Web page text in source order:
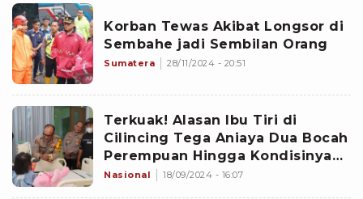
Korban Tewas Akibat Longsor di
Sembahe jadi Sembilan Orang
Sumatera 28/11/2024 - 20:51
Terkuak! Alasan Ibu Tiri di
Cilincing Tega Aniaya Dua Bocah
Perempuan Hingga Kondisinya
Mengenaskan
Nasional 18/09/2024 - 16:07